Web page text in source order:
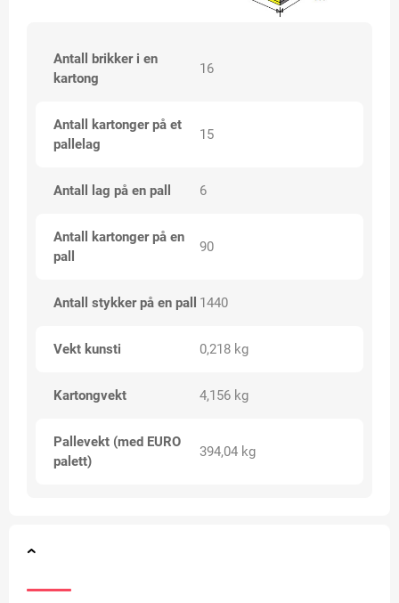
Antall brikker i en
kartong
16
Antall kartonger på et
pallelag
15
Antall lag på en pall 6
Antall kartonger på en
pall
90
Antall stykker på en pall 1440
Vekt kunsti 0,218 kg
Kartongvekt 4,156 kg
Pallevekt (med EURO
palett)
394,04 kg